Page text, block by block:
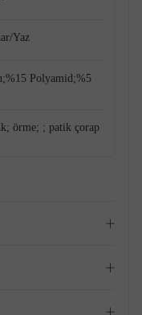
Yaz
Polyamid;%5
örme; ; patik çorap